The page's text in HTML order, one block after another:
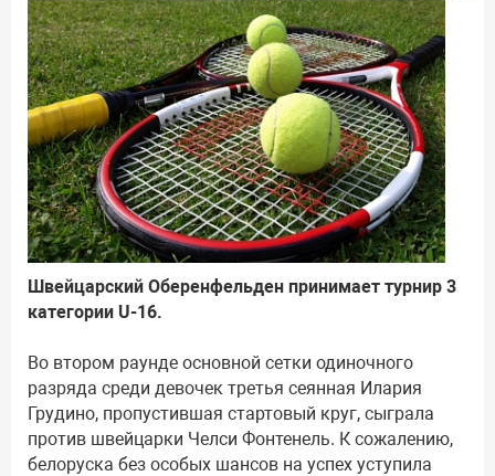
Швейцарский Оберенфельден принимает турнир 3
категории U-16.
Во втором раунде основной сетки одиночного
разряда среди девочек третья сеянная Илария
Грудино, пропустившая стартовый круг, сыграла
против швейцарки Челси Фонтенель. К сожалению,
белоруска без особых шансов на успех уступила